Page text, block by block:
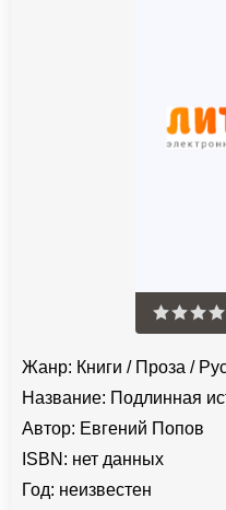
Жанр: Книги / Проза /
Название: Подлинная
Автор: Евгений Попов
ISBN: нет данных
Год: неизвестен